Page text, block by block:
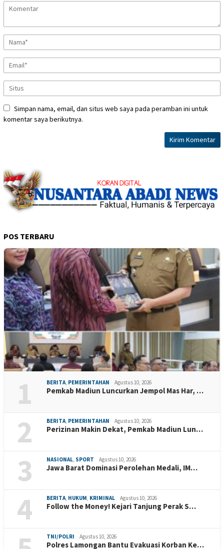
Simpan nama, email, dan situs web saya pada peramban ini untuk
komentar saya berikutnya.
POS TERBARU
1 BERITA, PEMERINTAHAN Agustus 10, 2026
Pemkab Madiun Luncurkan Jempol Mas Har, …
2 BERITA, PEMERINTAHAN Agustus 10, 2026
Perizinan Makin Dekat, Pemkab Madiun Lun…
3 NASIONAL, SPORT Agustus 10, 2026
Jawa Barat Dominasi Perolehan Medali, IM…
4 BERITA, HUKUM, KRIMINAL Agustus 10, 2026
Follow the Money! Kejari Tanjung Perak S…
TNI/POLRI Agustus 10, 2026
Polres Lamongan Bantu Evakuasi Korban Ke…